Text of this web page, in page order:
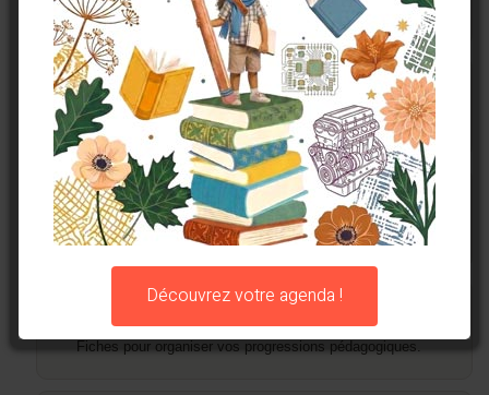
Sept. 2026 à août 2027 en un coup d'œil.
CALENDRIER SCOLAIRE
Trimestres, vacances et jours fériés intégrés.
AGENDA SEMAINIER
Double page par semaine pour vos cours et ateliers.
Fiches pour organiser vos progressions pédagogiques.
Découvrez votre agenda !